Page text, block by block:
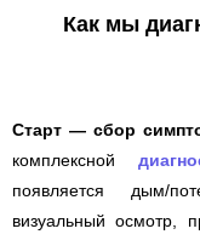
Как мы
Старт — сбор
комплексной
появляется дым/
визуальный осмотр,